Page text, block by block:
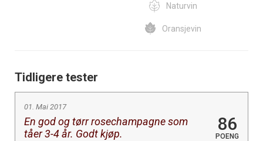
Naturvin
Oransjevin
Tidligere tester
01. Mai 2017
En god og tørr rosechampagne som
tåer 3-4 år. Godt kjøp.
86
POENG